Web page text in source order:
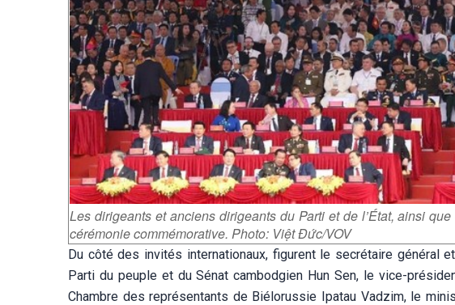
Les dirigeants et anciens dirigeants du Parti et de l’État, ainsi
cérémonie commémorative. Photo: Việt Đức/VOV
Du côté des invités internationaux, figurent le secrétaire général
Parti du peuple et du Sénat cambodgien Hun Sen, le vice-
Chambre des représentants de Biélorussie Ipatau Vadzim, le